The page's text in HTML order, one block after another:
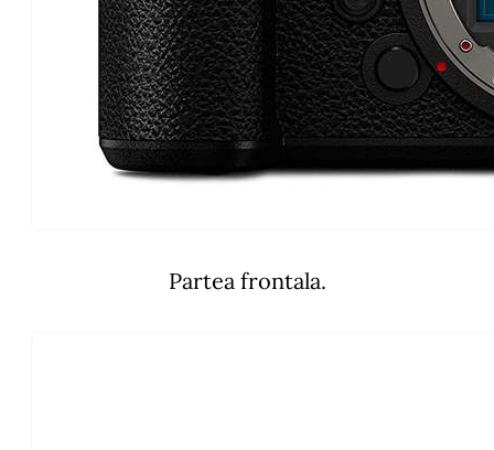
Partea frontala.